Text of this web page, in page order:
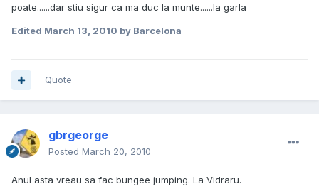
poate......dar stiu sigur ca ma duc la munte......la garla
Edited March 13, 2010 by Barcelona
Quote
gbrgeorge
Posted March 20, 2010
Anul asta vreau sa fac bungee jumping. La Vidraru.